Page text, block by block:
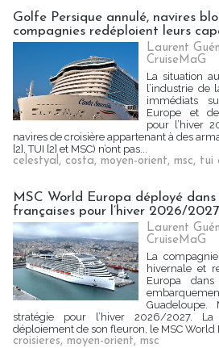
Golfe Persique annulé, navires
compagnies redéploient leurs
Laurent
CruiseMaG
La situation
l’industrie de
immédiats
Europe et
pour l’hiver
navires de croisière appartenant à des
[2], TUI [2] et MSC) n’ont pas...
celestyal, costa, moyen-orient, msc, tui
MSC World Europa déployé
françaises pour l’hiver 2026/2027
Laurent
CruiseMaG
La
hivernale et
Europa
Guadeloupe.
stratégie pour l’hiver 2026/2027.
déploiement de son fleuron, le MSC World
croisieres, moyen-orient, msc